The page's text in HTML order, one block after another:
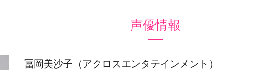
声優情報
冨岡美沙子（アクロスエンタテインメント）